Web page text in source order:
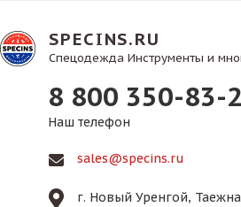
SPECINS.RU
Спецодежда Инструменты и
8 800 350-83-
Наш телефон
sales@specins.ru
г. Новый Уренгой,